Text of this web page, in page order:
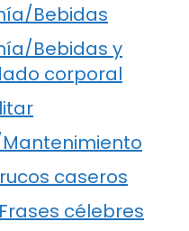
Bebidas
Bebidas y
corporal
caseros
célebres